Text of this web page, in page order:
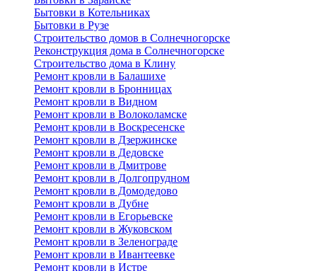
Бытовки в Котельниках
Бытовки в Рузе
Строительство домов в Солнечногорске
Реконструкция дома в Солнечногорске
Строительство дома в Клину
Ремонт кровли в Балашихе
Ремонт кровли в Бронницах
Ремонт кровли в Видном
Ремонт кровли в Волоколамске
Ремонт кровли в Воскресенске
Ремонт кровли в Дзержинске
Ремонт кровли в Дедовске
Ремонт кровли в Дмитрове
Ремонт кровли в Долгопрудном
Ремонт кровли в Домодедово
Ремонт кровли в Дубне
Ремонт кровли в Егорьевске
Ремонт кровли в Жуковском
Ремонт кровли в Зеленограде
Ремонт кровли в Ивантеевке
Ремонт кровли в Истре